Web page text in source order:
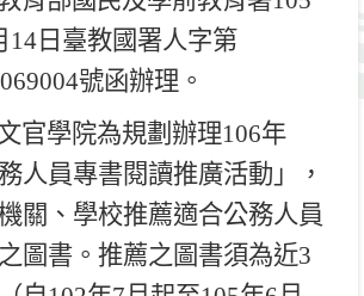
14 日臺教國署人字第
號函辦理。
官學院為規劃辦理106年
務人員專書閱讀推廣活動」，
關、學校推薦適合公務人員
圖書。推薦之圖書須為近3